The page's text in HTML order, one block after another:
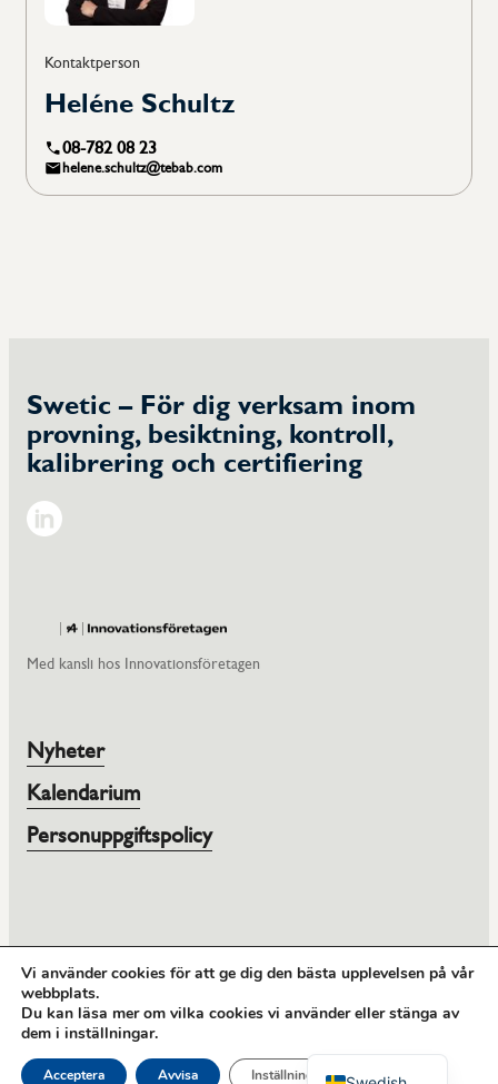
Kontaktperson
Heléne Schultz
08-782 08 23
helene.schultz@tebab.com
Swetic – För dig verksam inom
provning, besiktning, kontroll,
kalibrering och certifiering
Med kansli hos Innovationsföretagen
Nyheter
Kalendarium
Personuppgiftspolicy
© 2026 SWETIC
Org nr: 802537-5075
Ring oss:08-762 67 00
Adress: Storgatan 19, 114 51 Stockholm
Vi använder cookies för att ge dig den bästa upplevelsen på vår
webbplats.
Du kan läsa mer om vilka cookies vi använder eller stänga av
dem i inställningar.
Acceptera Avvisa Inställningar
English